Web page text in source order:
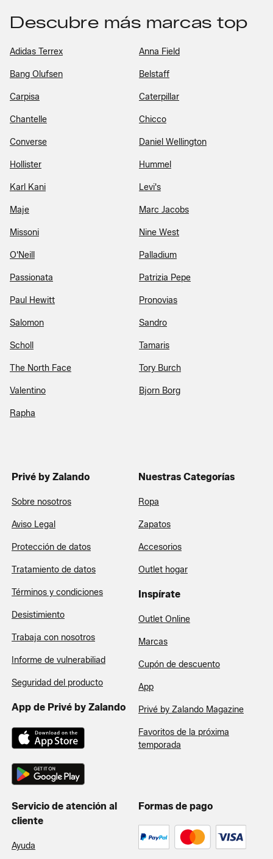
Descubre más marcas top
Adidas Terrex Anna Field
Bang Olufsen Belstaff
Carpisa Caterpillar
Chantelle Chicco
Converse Daniel Wellington
Hollister Hummel
Karl Kani Levi's
Maje Marc Jacobs
Missoni Nine West
O'Neill Palladium
Passionata Patrizia Pepe
Paul Hewitt Pronovias
Salomon Sandro
Scholl Tamaris
The North Face Tory Burch
Valentino Bjorn Borg
Rapha
Privé by Zalando
Sobre nosotros
Aviso Legal
Protección de datos
Tratamiento de datos
Términos y condiciones
Desistimiento
Trabaja con nosotros
Informe de vulnerabiliad
Seguridad del producto
App de Privé by Zalando
Nuestras Categorías
Ropa
Zapatos
Accesorios
Outlet hogar
Inspírate
Outlet Online
Marcas
Cupón de descuento
App
Privé by Zalando Magazine
Favoritos de la próxima
temporada
Servicio de atención al
cliente
Ayuda
Formas de pago